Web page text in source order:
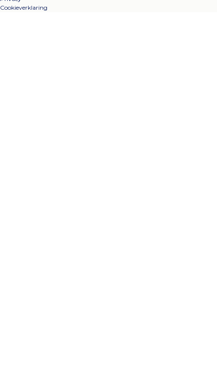
Cookieverklaring